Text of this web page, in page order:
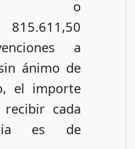
o
a
ánimo de
el importe
cada
es de